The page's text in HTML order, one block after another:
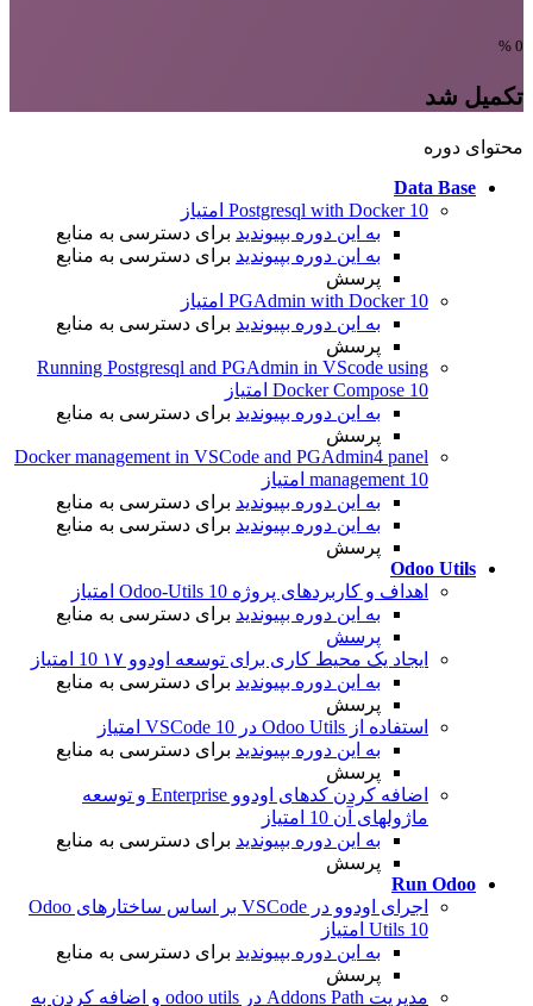
0
%
تکمیل شد
محتوای دوره
Data Base
Postgresql with Docker 10 امتیاز
به این دوره بپیوندید برای دسترسی به منابع
به این دوره بپیوندید برای دسترسی به منابع
پرسش
PGAdmin with Docker 10 امتیاز
به این دوره بپیوندید برای دسترسی به منابع
پرسش
Running Postgresql and PGAdmin in VScode using
Docker Compose 10 امتیاز
به این دوره بپیوندید برای دسترسی به منابع
پرسش
Docker management in VSCode and PGAdmin4 panel
management 10 امتیاز
به این دوره بپیوندید برای دسترسی به منابع
به این دوره بپیوندید برای دسترسی به منابع
پرسش
Odoo Utils
اهداف و کاربردهای پروژه Odoo-Utils 10 امتیاز
به این دوره بپیوندید برای دسترسی به منابع
پرسش
ایجاد یک محیط کاری برای توسعه اودوو ۱۷
10 امتیاز
به این دوره بپیوندید برای دسترسی به منابع
پرسش
استفاده از Odoo Utils در VSCode
10 امتیاز
به این دوره بپیوندید برای دسترسی به منابع
پرسش
اضافه کردن کدهای اودوو Enterprise و توسعه
ماژولهای آن 10 امتیاز
به این دوره بپیوندید برای دسترسی به منابع
پرسش
Run Odoo
اجرای اودوو در VSCode بر اساس ساختارهای Odoo
Utils 10 امتیاز
به این دوره بپیوندید برای دسترسی به منابع
پرسش
مدیریت Addons Path در odoo utils و اضافه کردن به